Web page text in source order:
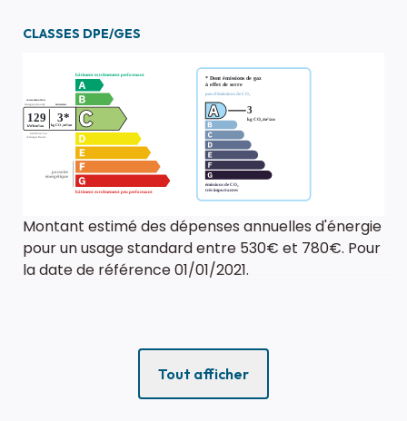
CLASSES DPE/GES
Montant estimé des dépenses annuelles d'énergie
pour un usage standard entre 530€ et 780€. Pour
la date de référence 01/01/2021.
Tout afficher